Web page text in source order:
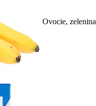
Ovocie, zelenina